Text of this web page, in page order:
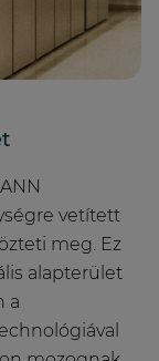
vetített
meg. Ez
alapterület
a